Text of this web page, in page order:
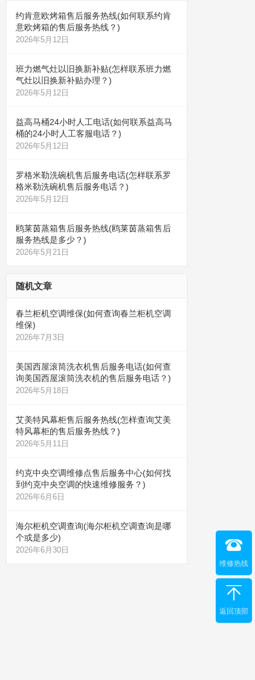
约肯意欧烤箱售后服务热线(如何联系约肯
意欧烤箱的售后服务热线？)
2026年5月12日
班力燃气灶以旧换新补贴(怎样联系班力燃
气灶以旧换新补贴办理？)
2026年5月12日
益高马桶24小时人工电话(如何联系益高马
桶的24小时人工客服电话？)
2026年5月12日
罗格米勒洗碗机售后服务电话(怎样联系罗
格米勒洗碗机售后服务电话？)
2026年5月12日
鸥莱茵蒸箱售后服务热线(鸥莱茵蒸箱售后
服务热线是多少？)
2026年5月21日
随机文章
春兰柜机空调维保(如何查询春兰柜机空调
维保)
2026年7月3日
美国西屋滚筒洗衣机售后服务电话(如何查
询美国西屋滚筒洗衣机的售后服务电话？)
2026年5月18日
艾美特风幕柜售后服务热线(怎样查询艾美
特风幕柜的售后服务热线？)
2026年5月11日
约克中央空调维修点售后服务中心(如何找
到约克中央空调的快速维修服务？)
2026年6月6日
海尔柜机空调查询(海尔柜机空调查询是哪
个或是多少)
2026年6月30日
维修热线
返回顶部